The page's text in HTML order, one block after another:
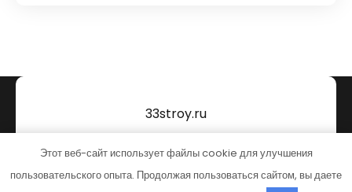
33stroy.ru
Тема от Grace Themes
Этот веб-сайт использует файлы cookie для улучшения
пользовательского опыта. Продолжая пользоваться сайтом, вы даете